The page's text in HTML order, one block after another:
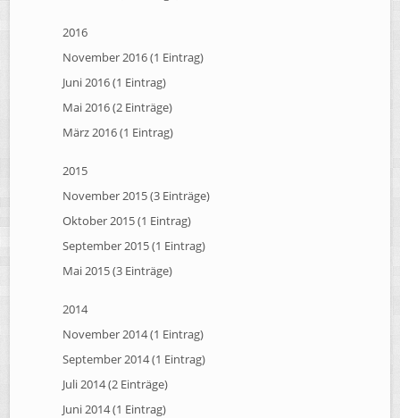
2016
November 2016 (1 Eintrag)
Juni 2016 (1 Eintrag)
Mai 2016 (2 Einträge)
März 2016 (1 Eintrag)
2015
November 2015 (3 Einträge)
Oktober 2015 (1 Eintrag)
September 2015 (1 Eintrag)
Mai 2015 (3 Einträge)
2014
November 2014 (1 Eintrag)
September 2014 (1 Eintrag)
Juli 2014 (2 Einträge)
Juni 2014 (1 Eintrag)